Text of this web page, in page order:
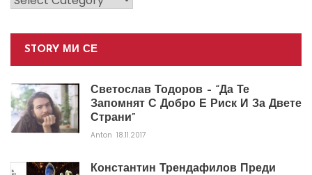
STORY МИ СЕ
Светослав Тодоров – “Да Те
Запомнят С Добро Е Риск И За Двете
Страни”
Anton 18.11.2017
Константин Трендафилов Преди